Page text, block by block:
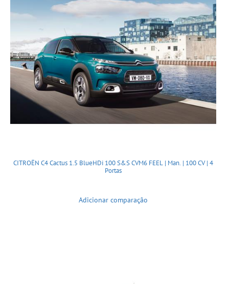
CITROËN C4 Cactus 1.5 BlueHDi 100 S&S CVM6 FEEL | Man. | 100 CV | 4
Portas
Adicionar comparação